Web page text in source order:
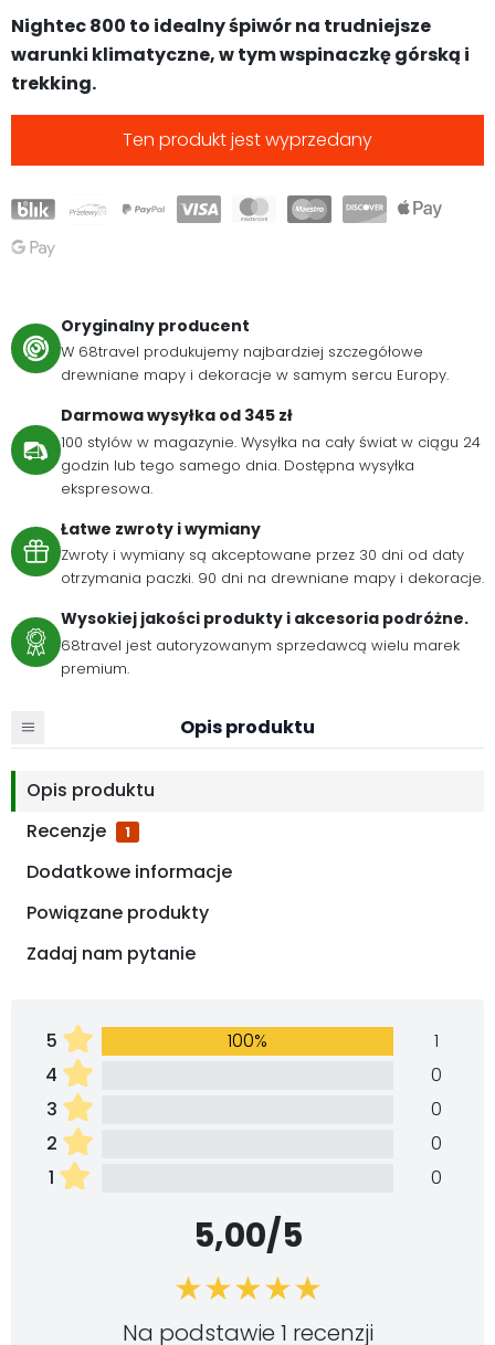
Nightec 800 to idealny śpiwór na trudniejsze
warunki klimatyczne, w tym wspinaczkę górską i
trekking.
Ten produkt jest wyprzedany
Oryginalny producent
W 68travel produkujemy najbardziej szczegółowe
drewniane mapy i dekoracje w samym sercu Europy.
Darmowa wysyłka od 345 zł
100 stylów w magazynie. Wysyłka na cały świat w ciągu 24
godzin lub tego samego dnia. Dostępna wysyłka
ekspresowa.
Łatwe zwroty i wymiany
Zwroty i wymiany są akceptowane przez 30 dni od daty
otrzymania paczki. 90 dni na drewniane mapy i dekoracje.
Wysokiej jakości produkty i akcesoria podróżne.
68travel jest autoryzowanym sprzedawcą wielu marek
premium.
Opis produktu
Opis produktu
Recenzje
1
Dodatkowe informacje
Powiązane produkty
Zadaj nam pytanie
5 100%
1
4
0
3
0
2
0
1
0
5,00/5
Na podstawie 1 recenzji